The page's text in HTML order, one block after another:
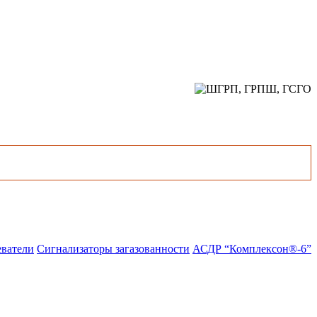
Сигнализаторы загазованности АСДР “Комплексон®-6”